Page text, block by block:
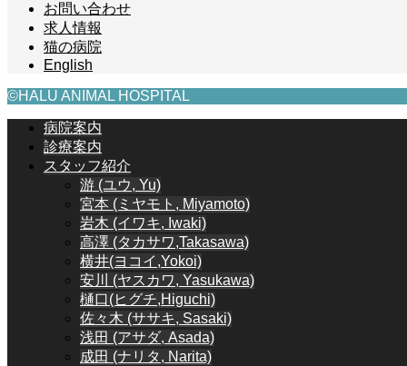
お問い合わせ
求人情報
猫の病院
English
©HALU ANIMAL HOSPITAL
病院案内
診療案内
スタッフ紹介
游 (ユウ, Yu)
宮本 (ミヤモト, Miyamoto)
岩木 (イワキ, Iwaki)
高澤 (タカサワ,Takasawa)
横井(ヨコイ,Yokoi)
安川 (ヤスカワ, Yasukawa)
樋口(ヒグチ,Higuchi)
佐々木 (ササキ, Sasaki)
浅田 (アサダ, Asada)
成田 (ナリタ, Narita)